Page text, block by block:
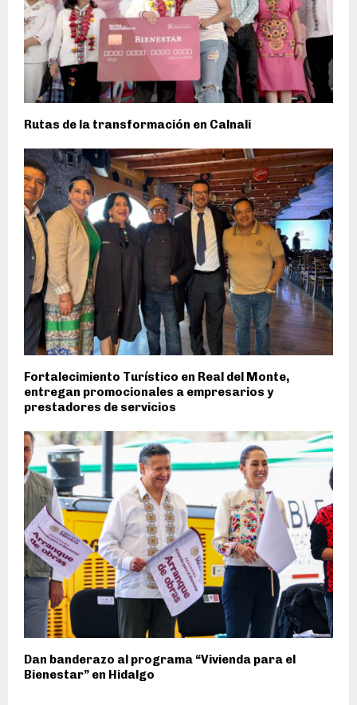
Rutas de la transformación en Calnali
Fortalecimiento Turístico en Real del Monte,
entregan promocionales a empresarios y
prestadores de servicios
Dan banderazo al programa “Vivienda para el
Bienestar” en Hidalgo